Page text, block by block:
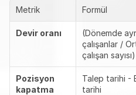
Metrik Formül
Devir oranı
(Dönemde
çalışanlar /
çalışan
Pozisyon
kapatma
Talep tarihi -
tarihi